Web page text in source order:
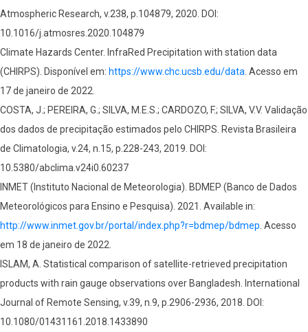
Atmospheric Research, v.238, p.104879, 2020. DOI:
10.1016/j.atmosres.2020.104879
Climate Hazards Center. InfraRed Precipitation with station data
(CHIRPS). Disponível em: https://www.chc.ucsb.edu/data . Acesso em
17 de janeiro de 2022.
COSTA, J.; PEREIRA, G.; SILVA, M.E.S.; CARDOZO, F.; SILVA, V.V. Validação
dos dados de precipitação estimados pelo CHIRPS. Revista Brasileira
de Climatologia, v.24, n.15, p.228-243, 2019. DOI:
10.5380/abclima.v24i0.60237
INMET (Instituto Nacional de Meteorologia). BDMEP (Banco de Dados
Meteorológicos para Ensino e Pesquisa). 2021. Available in:
http://www.inmet.gov.br/portal/index.php?r=bdmep/bdmep . Acesso
em 18 de janeiro de 2022.
ISLAM, A. Statistical comparison of satellite-retrieved precipitation
products with rain gauge observations over Bangladesh. International
Journal of Remote Sensing, v.39, n.9, p.2906-2936, 2018. DOI:
10.1080/01431161.2018.1433890